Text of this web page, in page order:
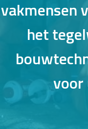
vakmensen
het
voor